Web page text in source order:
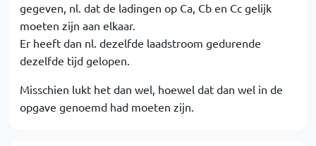
gegeven, nl. dat de ladingen op Ca, Cb en Cc gelijk
moeten zijn aan elkaar.
Er heeft dan nl. dezelfde laadstroom gedurende
dezelfde tijd gelopen.
Misschien lukt het dan wel, hoewel dat dan wel in de
opgave genoemd had moeten zijn.